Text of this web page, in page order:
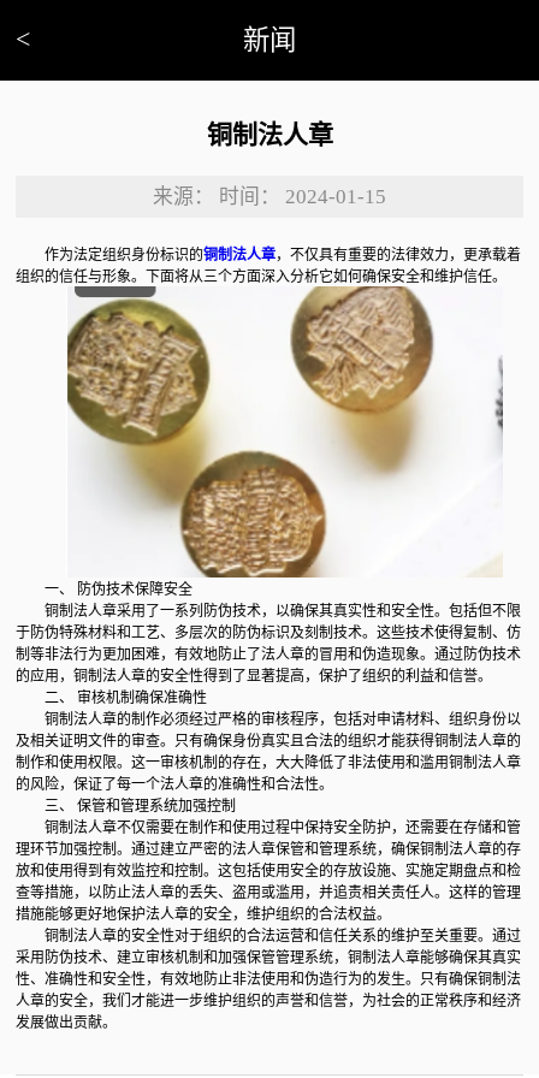
< 新闻
铜制法人章
来源： 时间： 2024-01-15
作为法定组织身份标识的铜制法人章，不仅具有重要的法律效力，更承载着
组织的信任与形象。下面将从三个方面深入分析它如何确保安全和维护信任。
一、 防伪技术保障安全
铜制法人章采用了一系列防伪技术，以确保其真实性和安全性。包括但不限
于防伪特殊材料和工艺、多层次的防伪标识及刻制技术。这些技术使得复制、仿
制等非法行为更加困难，有效地防止了法人章的冒用和伪造现象。通过防伪技术
的应用，铜制法人章的安全性得到了显著提高，保护了组织的利益和信誉。
二、 审核机制确保准确性
铜制法人章的制作必须经过严格的审核程序，包括对申请材料、组织身份以
及相关证明文件的审查。只有确保身份真实且合法的组织才能获得铜制法人章的
制作和使用权限。这一审核机制的存在，大大降低了非法使用和滥用铜制法人章
的风险，保证了每一个法人章的准确性和合法性。
三、 保管和管理系统加强控制
铜制法人章不仅需要在制作和使用过程中保持安全防护，还需要在存储和管
理环节加强控制。通过建立严密的法人章保管和管理系统，确保铜制法人章的存
放和使用得到有效监控和控制。这包括使用安全的存放设施、实施定期盘点和检
查等措施，以防止法人章的丢失、盗用或滥用，并追责相关责任人。这样的管理
措施能够更好地保护法人章的安全，维护组织的合法权益。
铜制法人章的安全性对于组织的合法运营和信任关系的维护至关重要。通过
采用防伪技术、建立审核机制和加强保管管理系统，铜制法人章能够确保其真实
性、准确性和安全性，有效地防止非法使用和伪造行为的发生。只有确保铜制法
人章的安全，我们才能进一步维护组织的声誉和信誉，为社会的正常秩序和经济
发展做出贡献。‍‍